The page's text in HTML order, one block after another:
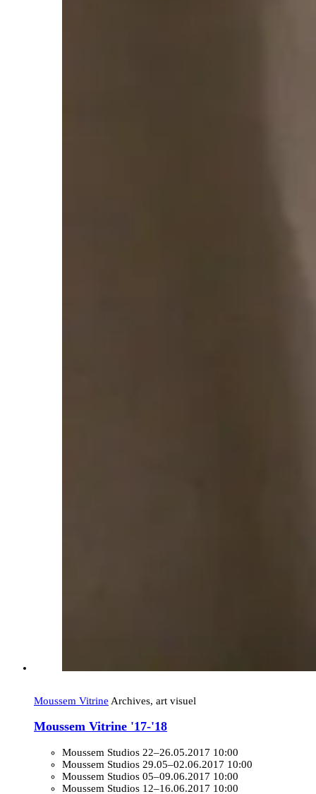
Moussem Vitrine Archives, art visuel
Moussem Vitrine '17-'18
Moussem Studios 22–26.05.2017 10:00
Moussem Studios 29.05–02.06.2017 10:00
Moussem Studios 05–09.06.2017 10:00
Moussem Studios 12–16.06.2017 10:00